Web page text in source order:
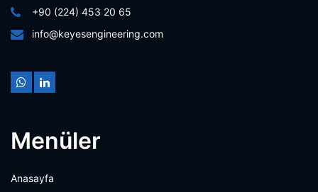
+90 (224) 453 20 65
info@keyesengineering.com
Menüler
Anasayfa